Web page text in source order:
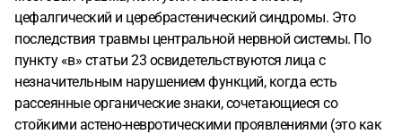
цефалгический и церебрастенический синдромы. Это
последствия травмы центральной нервной системы. По
пункту «в» статьи 23 освидетельствуются лица с
незначительным нарушением функций, когда есть
рассеянные органические знаки, сочетающиеся со
стойкими астено-невротическими проявлениями (это как